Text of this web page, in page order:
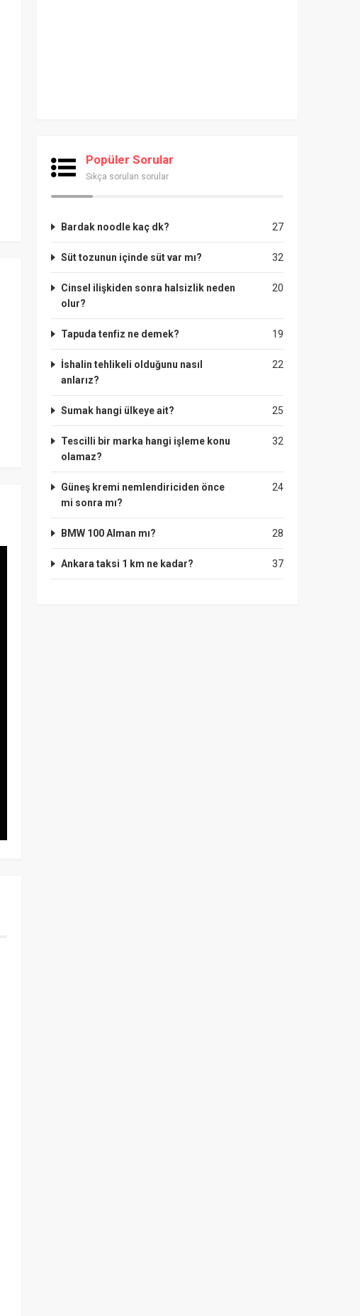
Popüler Sorular
Sıkça sorulan sorular
27
Bardak noodle kaç dk?
32
Süt tozunun içinde süt var mı?
20
Cinsel ilişkiden sonra halsizlik neden
olur?
19
Tapuda tenfiz ne demek?
22
İshalin tehlikeli olduğunu nasıl
anlarız?
25
Sumak hangi ülkeye ait?
32
Tescilli bir marka hangi işleme konu
olamaz?
24
Güneş kremi nemlendiriciden önce
mi sonra mı?
28
BMW 100 Alman mı?
37
Ankara taksi 1 km ne kadar?